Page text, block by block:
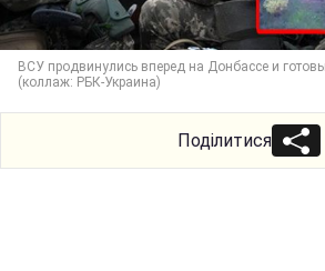
ВСУ продвинулись вперед на Донбассе и
(коллаж: РБК-Украина)
Поділитися